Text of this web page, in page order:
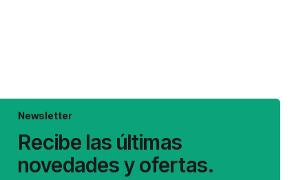
Newsletter
Recibe las últimas
novedades y ofertas.